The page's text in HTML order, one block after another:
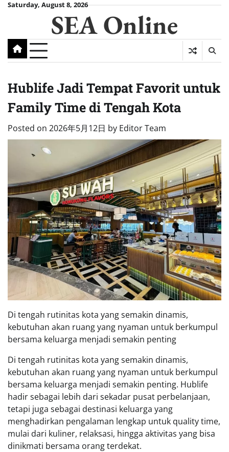
SkipSaturday, August 8, 2026
SEA Online
Hublife Jadi Tempat Favorit untuk
Family Time di Tengah Kota
Posted on 2026年5月12日 by Editor Team
Di tengah rutinitas kota yang semakin dinamis,
kebutuhan akan ruang yang nyaman untuk berkumpul
bersama keluarga menjadi semakin penting
Di tengah rutinitas kota yang semakin dinamis,
kebutuhan akan ruang yang nyaman untuk berkumpul
bersama keluarga menjadi semakin penting. Hublife
hadir sebagai lebih dari sekadar pusat perbelanjaan,
tetapi juga sebagai destinasi keluarga yang
menghadirkan pengalaman lengkap untuk quality time,
mulai dari kuliner, relaksasi, hingga aktivitas yang bisa
dinikmati bersama orang terdekat.